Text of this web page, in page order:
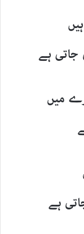
جاتی ہے
میں
ہے